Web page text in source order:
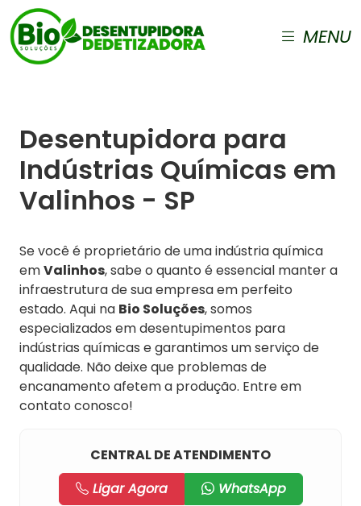
MENU
Desentupidora para
Indústrias Químicas em
Valinhos - SP
Se você é proprietário de uma indústria química
emValinhos, sabe o quanto é essencial manter a
infraestrutura de sua empresa em perfeito
estado. Aqui na Bio Soluções, somos
especializados em desentupimentos para
indústrias químicas e garantimos um serviço de
qualidade. Não deixe que problemas de
encanamento afetem a produção. Entre em
contato conosco!
CENTRAL DE ATENDIMENTO
Ligar Agora
WhatsApp